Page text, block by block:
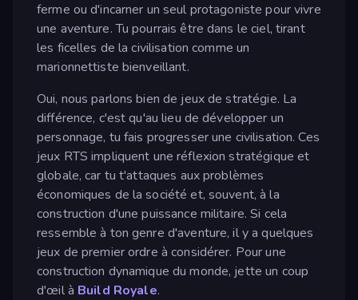
ferme ou d'incarner un seul protagoniste pour vivre
une aventure. Tu pourrais être dans le ciel, tirant
les ficelles de la civilisation comme un
marionnettiste bienveillant.
Oui, nous parlons bien de jeux de stratégie. La
différence, c'est qu'au lieu de développer un
personnage, tu fais progresser une civilisation. Ces
jeux RTS impliquent une réflexion stratégique et
globale, car tu t'attaques aux problèmes
économiques de la société et, souvent, à la
construction d'une puissance militaire. Si cela
ressemble à ton genre d'aventure, il y a quelques
jeux de premier ordre à considérer. Pour une
construction dynamique du monde, jette un coup
d'œil à Build Royale.